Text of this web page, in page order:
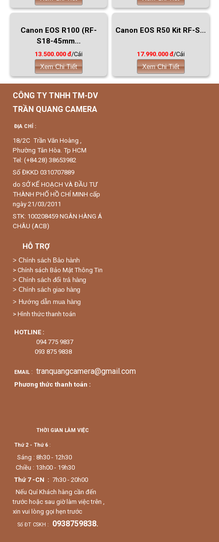
Canon EOS R100 (RF-
S18-45mm...
13.500.000 đ/Cái
Xem Chi Tiết
Canon EOS R50 Kit RF-S...
17.990.000 đ/Cái
Xem Chi Tiết
CÔNG TY TNHH TM-DV
TRẦN QUANG CAMERA
ĐỊA CHỈ :
18/2C Trần Văn Hoàng ,
Phường Tân Hòa. Tp HCM
Tel: (+84.28) 38653982
Số ĐKKD 0310707889
do SỞ KẾ HOẠCH VÀ ĐẦU TƯ
THÀNH PHỐ HỒ CHÍ MINH cấp
ngày 21/03/2011
STK: 100208459 NGÂN HÀNG Á
CHÂU (ACB)
HỖ TRỢ
> Chính sách Bảo hành
> Chính sách Bảo Mật Thông Tin
> Chính sách đổi trả hàng
> Chính sách giao hàng
> Hướng dẫn mua hàng
> Hình thức thanh toán
HOTLINE :
094 775 9837
093 875 9838
EMAIL : tranquangcamera@gmail.com
Phương thức thanh toán :
THỜI GIAN LÀM VIỆC
Thứ 2 - Thứ 6 :
Sáng : 8h30 - 12h30
Chiều : 13h00 - 19h30
Thứ 7 -CN : 7h30 - 20h00
Nếu Quí Khách hàng cần đến
trước hoặc sau giờ làm việc trên ,
xin vui lòng gọi hẹn trước
Số ĐT CSKH : 0938759838.